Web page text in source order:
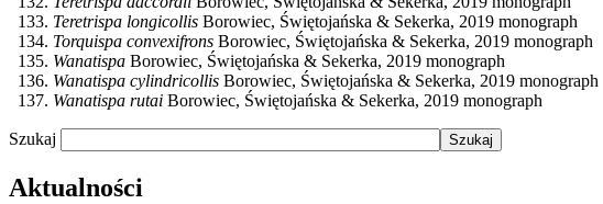
Teretrispa longicollis Borowiec, Świętojańska & Sekerka, 2019 monograph
Torquispa convexifrons Borowiec, Świętojańska & Sekerka, 2019 monograph
Wanatispa Borowiec, Świętojańska & Sekerka, 2019 monograph
Wanatispa cylindricollis Borowiec, Świętojańska & Sekerka, 2019 monograph
Wanatispa rutai Borowiec, Świętojańska & Sekerka, 2019 monograph
Szukaj
Aktualności